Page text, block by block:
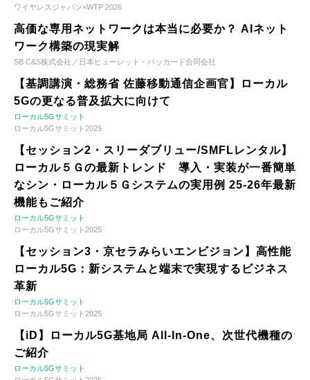
ワイヤレスジャパン×WTP 2026
高価な専用ネットワークは本当に必要か？ AIネット
ワーク構築の現実解
SB C&S株式会社／日本ヒューレット・パッカード合同会社
【基調講演・総務省 佐藤移動通信企画官】ローカル
5Gの更なる普及拡大に向けて
ローカル5Gサミット
ローカル5Gサミット2025
【セッション2・スリーダブリュー/SMFLレンタル】
ローカル５Ｇの最新トレンド 導入・実装が一番簡単
なシン・ローカル５Ｇシステムの実用例 25-26年最新
機能もご紹介
ローカル5Gサミット
ローカル5Gサミット2025
【セッション3・京セラみらいエンビジョン】高性能
ローカル5G：新システムと端末で実現するビジネス
革新
ローカル5Gサミット
ローカル5Gサミット2025
【iD】ローカル5G基地局 All-In-One、次世代機種の
ご紹介
ローカル5Gサミット